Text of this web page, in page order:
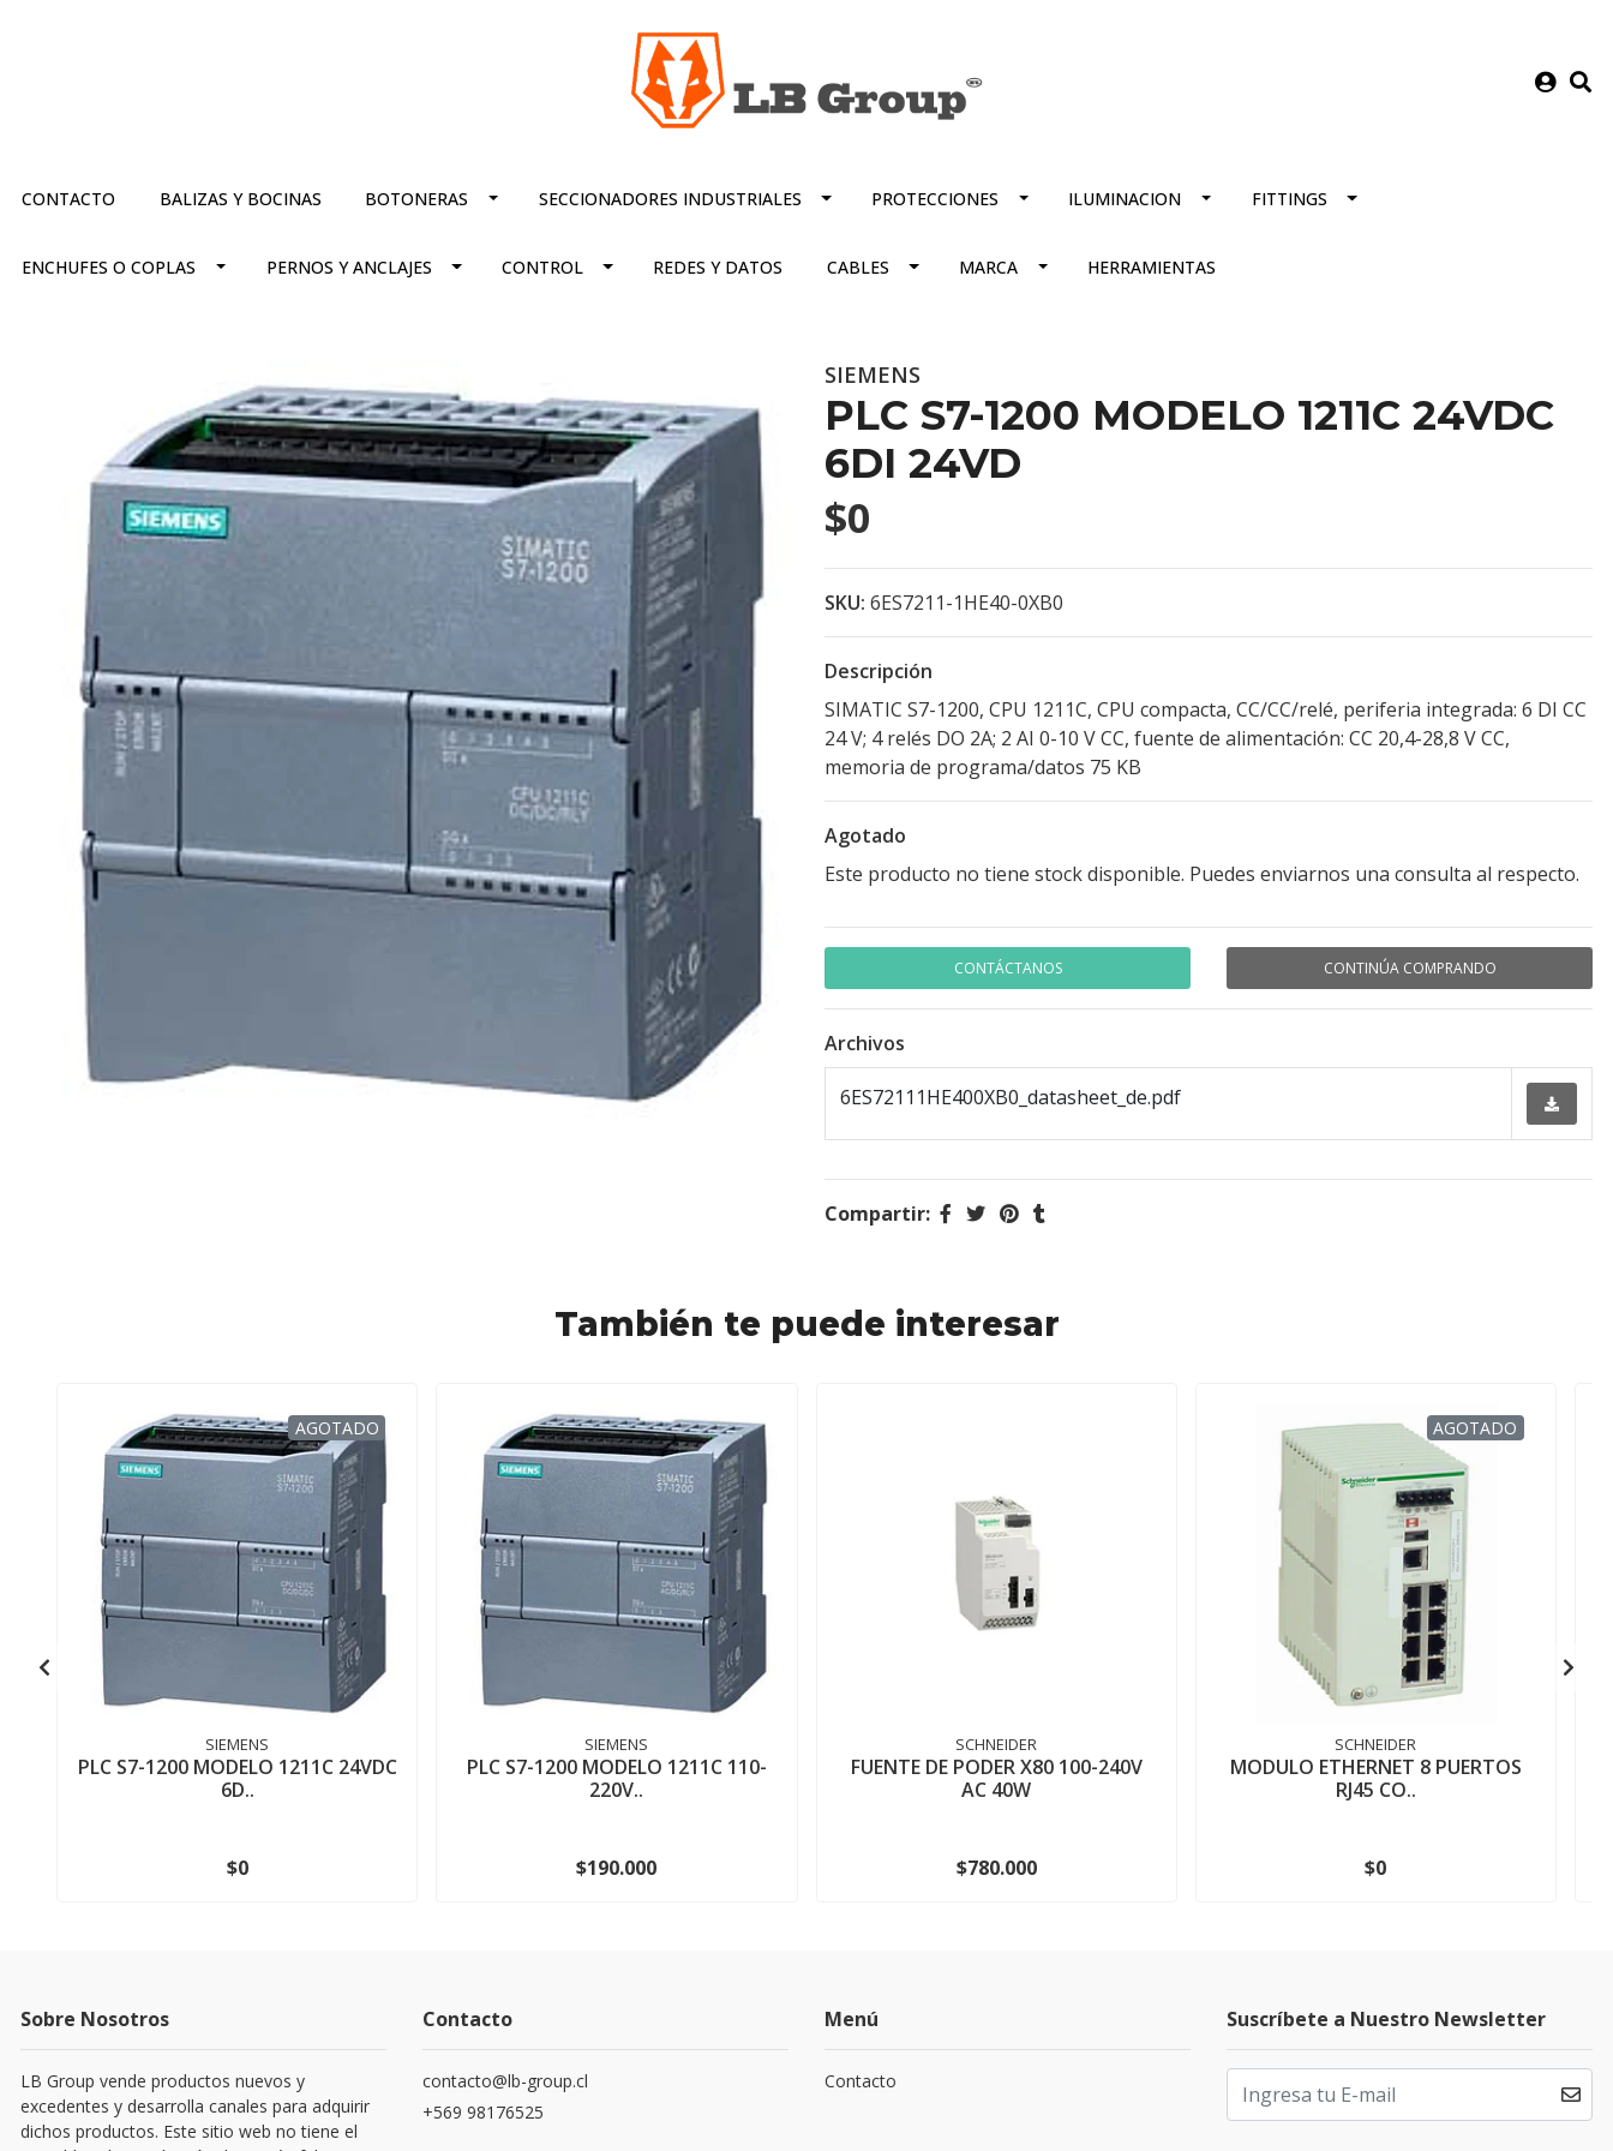
CONTACTO BALIZAS Y BOCINAS BOTONERAS SECCIONADORES INDUSTRIALES PROTECCIONES ILUMINACION FITTINGS
ENCHUFES O COPLAS PERNOS Y ANCLAJES CONTROL REDES Y DATOS CABLES MARCA HERRAMIENTAS
SIEMENS
PLC S7-1200 MODELO 1211C 24VDC
6DI 24VD
$0
SKU: 6ES7211-1HE40-0XB0
Descripción
SIMATIC S7-1200, CPU 1211C, CPU compacta, CC/CC/relé, periferia integrada: 6 DI CC
24 V; 4 relés DO 2A; 2 AI 0-10 V CC, fuente de alimentación: CC 20,4-28,8 V CC,
memoria de programa/datos 75 KB
Agotado
Este producto no tiene stock disponible. Puedes enviarnos una consulta al respecto.
CONTÁCTANOS CONTINÚA COMPRANDO
Archivos
6ES72111HE400XB0_datasheet_de.pdf
Compartir:
También te puede interesar
AGOTADO
SIEMENS
PLC S7-1200 MODELO 1211C 24VDC
6D..
$0
SIEMENS
PLC S7-1200 MODELO 1211C 110-
220V..
$190.000
SCHNEIDER
FUENTE DE PODER X80 100-240V
AC 40W
$780.000
AGOTADO
SCHNEIDER
MODULO ETHERNET 8 PUERTOS
RJ45 CO..
$0
Sobre Nosotros
LB Group vende productos nuevos y
excedentes y desarrolla canales para adquirir
dichos productos. Este sitio web no tiene el
Contacto
contacto@lb-group.cl
+569 98176525
Menú
Contacto
Suscríbete a Nuestro Newsletter